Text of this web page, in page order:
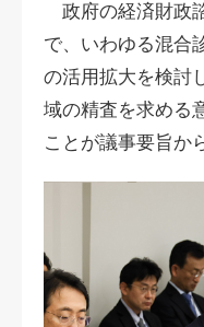
政府の経済財政
で、いわゆる混合
の活用拡大を検討
域の精査を求める
ことが議事要旨か